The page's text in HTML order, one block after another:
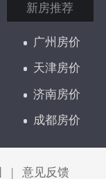
新房推荐
广州房价
天津房价
济南房价
成都房价
意见反馈